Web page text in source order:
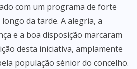
com um programa de forte
da tarde. A alegria, a
e a boa disposição marcaram
desta iniciativa, amplamente
população sénior do concelho.